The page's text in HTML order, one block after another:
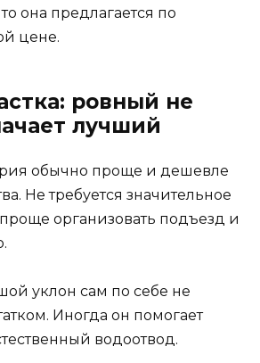
она предлагается по
цене.
ровный не
лучший
обычно проще и дешевле
Не требуется значительное
организовать подъезд и
уклон сам по себе не
Иногда он помогает
водоотвод.